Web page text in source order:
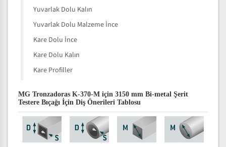
Yuvarlak Dolu Kalın
Yuvarlak Dolu Malzeme İnce
Kare Dolu İnce
Kare Dolu Kalın
Kare Profiller
MG Tronzadoras K-370-M için 3150 mm Bi-metal Şerit
Testere Bıçağı İçin Diş Önerileri Tablosu